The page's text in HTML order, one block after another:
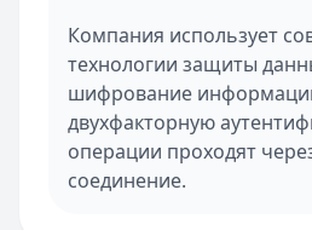
Компания использует
технологии защиты
шифрование
двухфакторную
операции проходят
соединение.